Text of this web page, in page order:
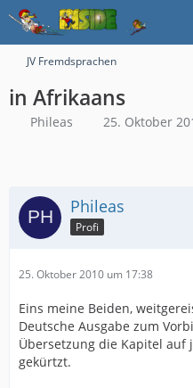
JV Fremdsprachen
in Afrikaans
Phileas 25. Oktober
Phileas
Profi
25. Oktober 2010 um 17:38
Eins meine Beiden,
Deutsche Ausgabe zum
Übersetzung die Kapitel auf
gekürtzt.